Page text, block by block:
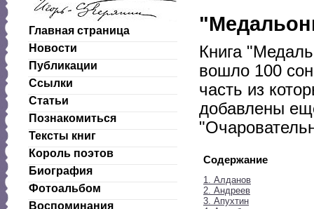
Главная страница
Новости
Публикации
Ссылки
Статьи
Познакомиться
Тексты книг
Король поэтов
Биография
Фотоальбом
Воспоминания
Книга
вошло 100
часть из
добавлены
Содержание
1. Алданов
2. Андреев
3. Апухтин